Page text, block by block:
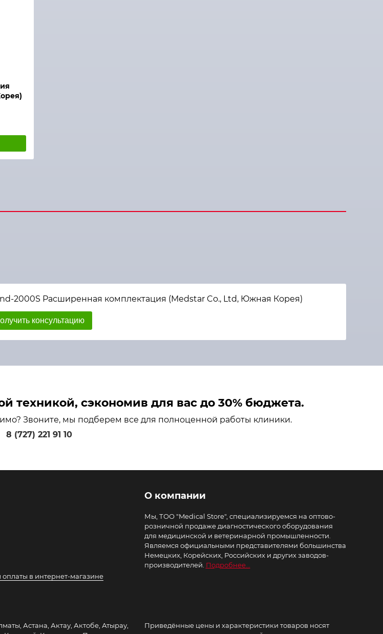
2000S Расширенная комплектация (Medstar Co., Ltd, Южная Корея)
консультацию
техникой, сэкономив для вас до 30% бюджета.
Звоните, мы подберем все для полноценной работы клиники.
8 (727) 221 91 10
в интернет-магазине
О компании
Мы, ТОО "Medical Store", специализируемся на оптово-
розничной продаже диагностического оборудования
для медицинской и ветеринарной промышленности.
Являемся официальными представителями большинства
Немецких, Корейских, Российских и других заводов-
производителей. Подробнее...
Астана, Актау, Актобе, Атырау,
Приведённые цены и характеристики товаров носят